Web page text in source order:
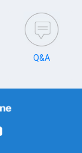
Q&A